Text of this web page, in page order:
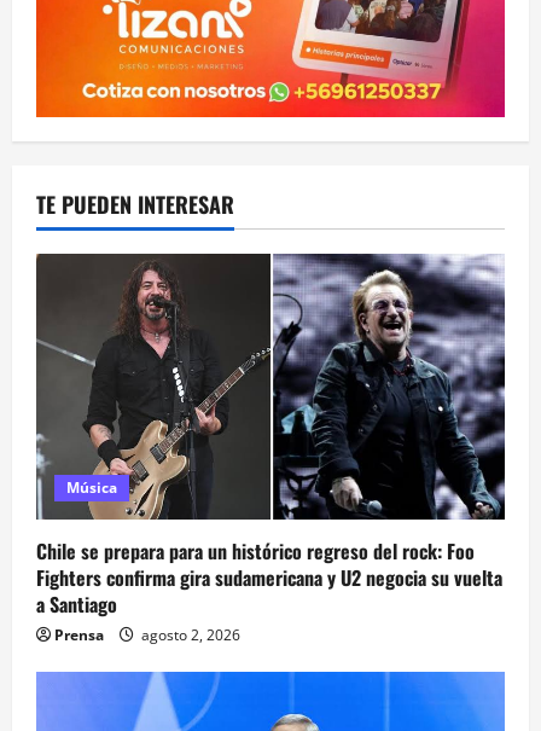
TE PUEDEN INTERESAR
Música
Chile se prepara para un histórico regreso del rock: Foo
Fighters confirma gira sudamericana y U2 negocia su vuelta
a Santiago
Prensa agosto 2, 2026